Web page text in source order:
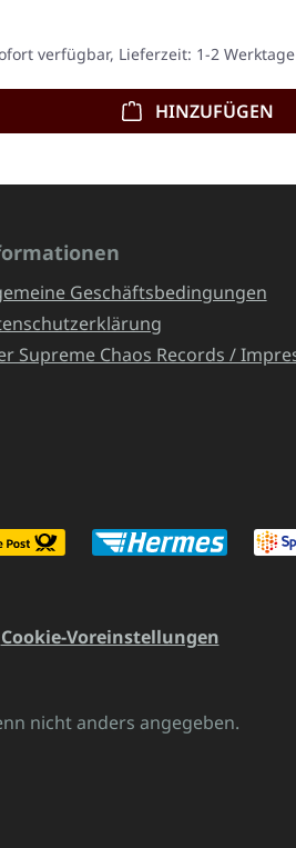
verfügbar, Lieferzeit: 1-2 Werktage
HINZUFÜGEN
Geschäftsbedingungen
Supreme Chaos Records /
Cookie-Voreinstellungen
nicht anders angegeben.